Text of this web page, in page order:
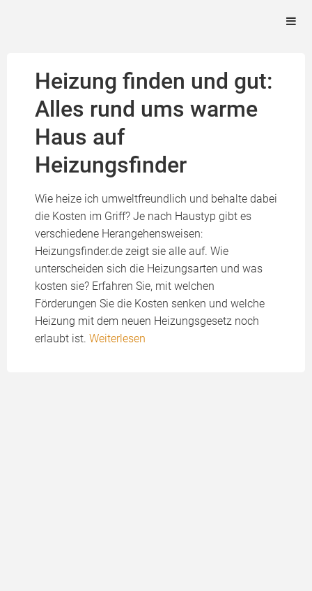
Heizung finden und gut:
Alles rund ums warme
Haus auf
Heizungsfinder
Wie heize ich umweltfreundlich und behalte dabei
die Kosten im Griff? Je nach Haustyp gibt es
verschiedene Herangehensweisen:
Heizungsfinder.de zeigt sie alle auf. Wie
unterscheiden sich die Heizungsarten und was
kosten sie? Erfahren Sie, mit welchen
Förderungen Sie die Kosten senken und welche
Heizung mit dem neuen Heizungsgesetz noch
erlaubt ist. Weiterlesen